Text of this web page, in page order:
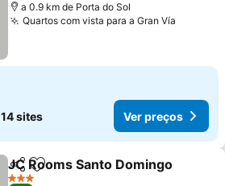
a 0.9 km de Porta do Sol
Quartos com vista para a Gran Vía
14 sites Ver preços
PartilharAdicionar aos favoritos
JC Rooms Santo Domingo
3 Estrelas